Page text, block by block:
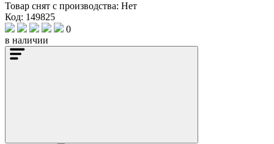
Товар снят с производства: Нет
Код: 149825
0
в наличии